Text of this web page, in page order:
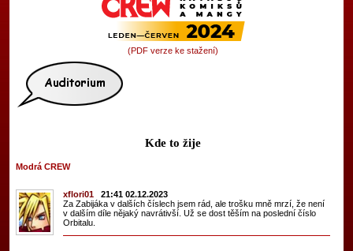
(PDF verze ke stažení)
Kde to žije
Modrá CREW
xflori01
21:41 02.12.2023
Za Zabijáka v dalších číslech jsem rád, ale trošku mně mrzí, že není
v dalším díle nějaký navrátivší. Už se dost těším na poslední číslo
Orbitalu.